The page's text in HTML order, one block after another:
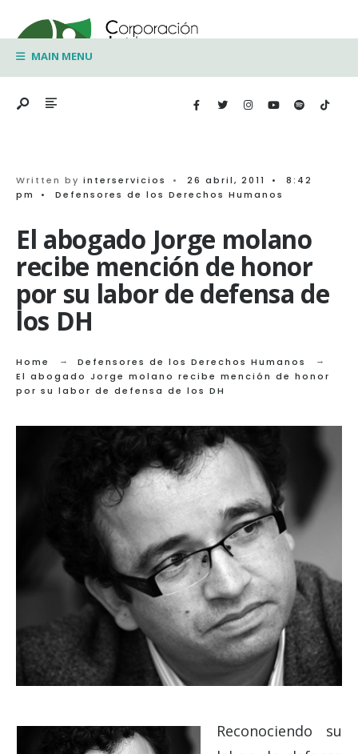
to
contentMAIN MENU
Written by interservicios • 26 abril, 2011 •
8:42
pm
• Defensores de los Derechos Humanos
El abogado Jorge molano
recibe mención de honor
por su labor de defensa de
los DH
Home
Defensores de los Derechos Humanos
El abogado Jorge molano recibe mención de honor
por su labor de defensa de los DH
Reconociendo su
for: